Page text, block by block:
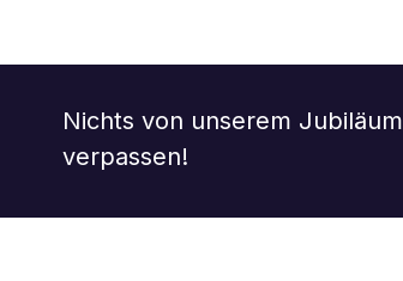
Nichts von unserem Jubiläum
verpassen!